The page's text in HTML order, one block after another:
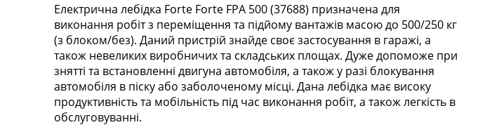
Електрична лебідка Forte Forte FPA 500 (37688) призначена для
виконання робіт з переміщення та підйому вантажів масою до 500/250 кг
(з блоком/без). Даний пристрій знайде своє застосування в гаражі, а
також невеликих виробничих та складських площах. Дуже допоможе при
знятті та встановленні двигуна автомобіля, а також у разі блокування
автомобіля в піску або заболоченому місці. Дана лебідка має високу
продуктивність та мобільність під час виконання робіт, а також легкість в
обслуговуванні.